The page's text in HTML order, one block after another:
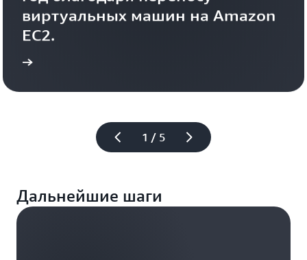
1 / 5
виртуальных машин на Amazon
EC2.
Ознакомиться с примером
Дальнейшие шаги